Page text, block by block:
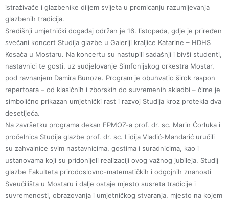
istraživače i glazbenike diljem svijeta u promicanju razumijevanja
glazbenih tradicija.
Središnji umjetnički događaj održan je 16. listopada, gdje je priređen
svečani koncert Studija glazbe u Galeriji kraljice Katarine – HDHS
Kosača u Mostaru. Na koncertu su nastupili sadašnji i bivši studenti,
nastavnici te gosti, uz sudjelovanje Simfonijskog orkestra Mostar,
pod ravnanjem Damira Bunoze. Program je obuhvatio širok raspon
repertoara – od klasičnih i zborskih do suvremenih skladbi – čime je
simbolično prikazan umjetnički rast i razvoj Studija kroz protekla dva
desetljeća.
Na završetku programa dekan FPMOZ-a prof. dr. sc. Marin Ćorluka i
pročelnica Studija glazbe prof. dr. sc. Lidija Vladić-Mandarić uručili
su zahvalnice svim nastavnicima, gostima i suradnicima, kao i
ustanovama koji su pridonijeli realizaciji ovog važnog jubileja. Studij
glazbe Fakulteta prirodoslovno-matematičkih i odgojnih znanosti
Sveučilišta u Mostaru i dalje ostaje mjesto susreta tradicije i
suvremenosti, obrazovanja i umjetničkog stvaranja, mjesto na kojem